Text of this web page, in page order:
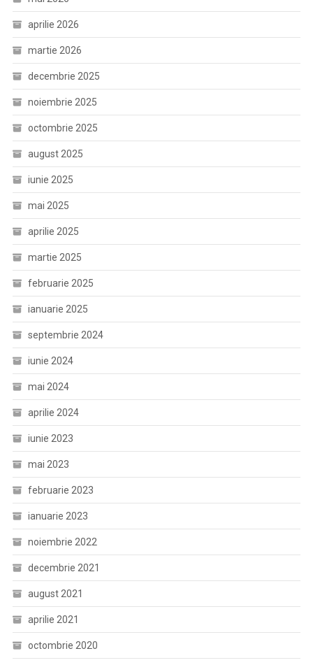
aprilie 2026
martie 2026
decembrie 2025
noiembrie 2025
octombrie 2025
august 2025
iunie 2025
mai 2025
aprilie 2025
martie 2025
februarie 2025
ianuarie 2025
septembrie 2024
iunie 2024
mai 2024
aprilie 2024
iunie 2023
mai 2023
februarie 2023
ianuarie 2023
noiembrie 2022
decembrie 2021
august 2021
aprilie 2021
octombrie 2020